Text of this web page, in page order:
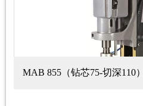
MAB 855（钻芯75-切深110）